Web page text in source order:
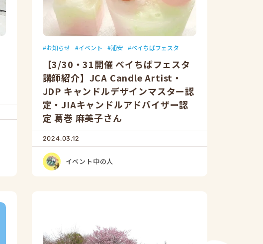
お知らせ イベント 浦安 ベイちばフェスタ
【3/30・31開催 ベイちばフェスタ
講師紹介】JCA Candle Artist・
JDP キャンドルデザインマスター認
定・JIAキャンドルアドバイザー認
定 葛巻 麻美子さん
2024.03.12
イベント中の人